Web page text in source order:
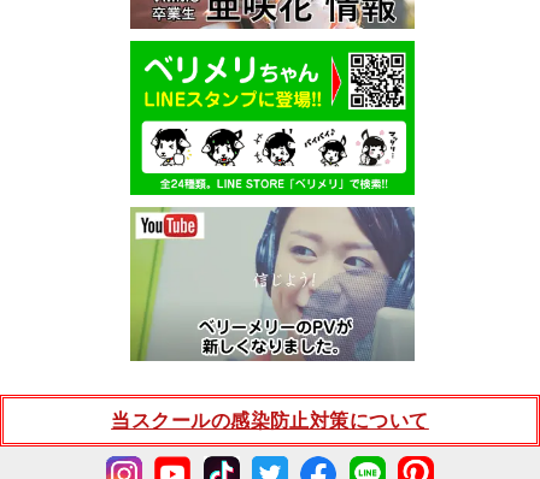
当スクールの感染防止対策について